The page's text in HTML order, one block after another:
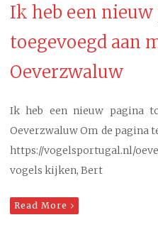
Ik heb een nieuw
toegevoegd aan
Oeverzwaluw
Ik heb een nieuw pagina
Oeverzwaluw Om de pagina
https://vogelsportugal.nl/
vogels kijken, Bert
Read More